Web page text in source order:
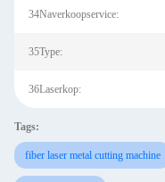
34Naverkoopservice:
35Type:
36Laserkop:
Tags:
fiber laser metal cutting machine